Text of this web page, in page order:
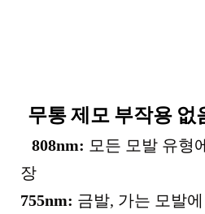
무통 제모 부작용 없
808nm: 모든 모발 유형
장
755nm: 금발, 가는 모발